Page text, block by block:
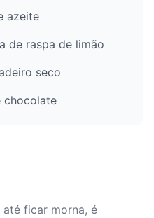
azeite
de raspa de limão
seco
chocolate
ficar morna, é